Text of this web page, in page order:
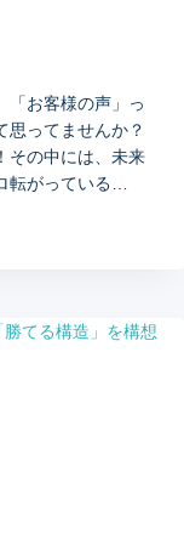
「お客様の声」っ
思ってませんか？
その中には、未来
転がっている…